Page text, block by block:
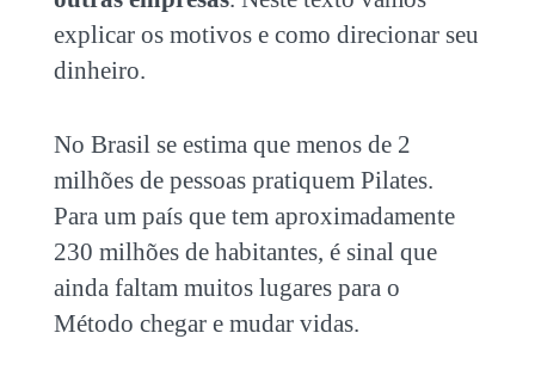
explicar os motivos e como direcionar seu
dinheiro.
No Brasil se estima que menos de 2
milhões de pessoas pratiquem Pilates.
Para um país que tem aproximadamente
230 milhões de habitantes, é sinal que
ainda faltam muitos lugares para o
Método chegar e mudar vidas.